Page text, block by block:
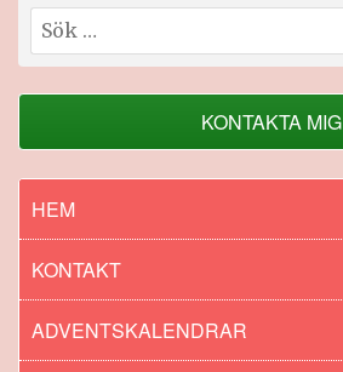
Sök
efter:
KONTAKTA MIG
HEM
KONTAKT
ADVENTSKALENDRAR